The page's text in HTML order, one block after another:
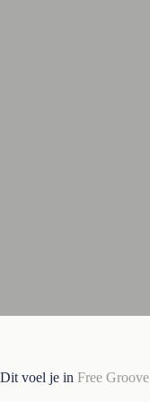
Dit voel je in Free Groove